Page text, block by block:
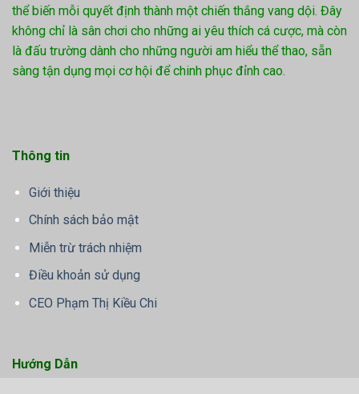
thể biến mỗi quyết định thành một chiến thắng vang dội. Đây
không chỉ là sân chơi cho những ai yêu thích cá cược, mà còn
là đấu trường dành cho những người am hiểu thể thao, sẵn
sàng tận dụng mọi cơ hội để chinh phục đỉnh cao.
Thông tin
Giới thiệu
Chính sách bảo mật
Miễn trừ trách nhiệm
Điều khoản sử dụng
CEO Phạm Thị Kiều Chi
Hướng Dẫn